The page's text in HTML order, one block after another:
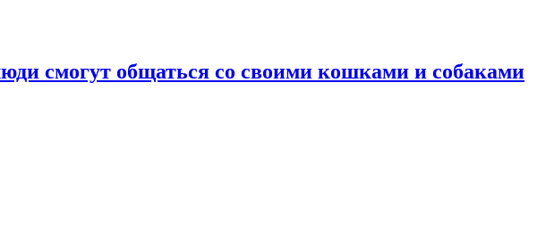
смогут общаться со своими кошками и собаками